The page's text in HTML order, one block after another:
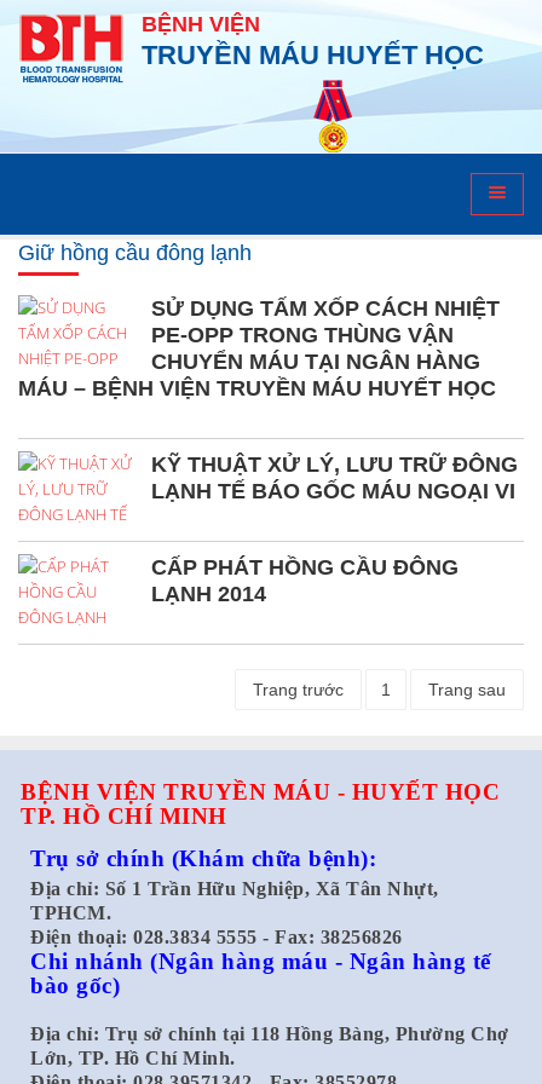
BỆNH VIỆN
TRUYỀN MÁU HUYẾT HỌC
Giữ hồng cầu đông lạnh
Giữ hồng cầu đông lạnh
SỬ DỤNG TẤM XỐP CÁCH NHIỆT
PE-OPP TRONG THÙNG VẬN
CHUYỂN MÁU TẠI NGÂN HÀNG
MÁU – BỆNH VIỆN TRUYỀN MÁU HUYẾT HỌC
KỸ THUẬT XỬ LÝ, LƯU TRỮ ĐÔNG
LẠNH TẾ BÁO GỐC MÁU NGOẠI VI
CẤP PHÁT HỒNG CẦU ĐÔNG
LẠNH 2014
Trang trước 1 Trang sau
BỆNH VIỆN TRUYỀN MÁU - HUYẾT HỌC
TP. HỒ CHÍ MINH
Trụ sở chính (Khám chữa bệnh):
Địa chỉ: Số 1 Trần Hữu Nghiệp, Xã Tân Nhựt,
TPHCM.
Điện thoại: 028.3834 5555 - Fax: 38256826
Chi nhánh (Ngân hàng máu - Ngân hàng tế
bào gốc)
Địa chỉ: Trụ sở chính tại 118 Hồng Bàng, Phường Chợ
Lớn, TP. Hồ Chí Minh.